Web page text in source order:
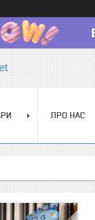
ПРО НАС